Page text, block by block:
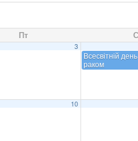
Пт
3
Всесвітній
раком
10